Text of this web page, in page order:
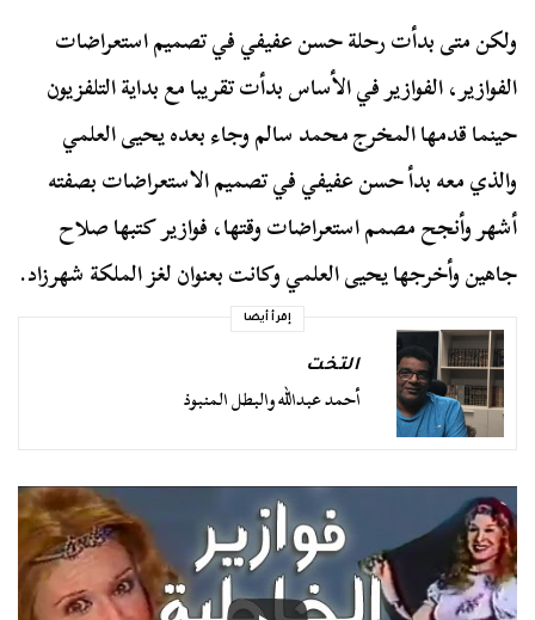
ولكن متى بدأت رحلة حسن عفيفي في تصميم استعراضات
الفوازير، الفوازير في الأساس بدأت تقريبا مع بداية التلفزيون
حينما قدمها المخرج محمد سالم وجاء بعده يحيى العلمي
والذي معه بدأ حسن عفيفي في تصميم الاستعراضات بصفته
أشهر وأنجح مصمم استعراضات وقتها، فوازير كتبها صلاح
جاهين وأخرجها يحيى العلمي وكانت بعنوان لغز الملكة شهرزاد.
إقرأ أيضا
التخت
أحمد عبدالله والبطل المنبوذ